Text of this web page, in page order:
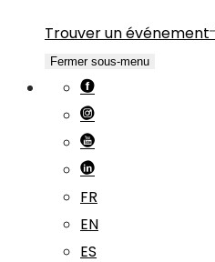
Trouver un événement
Fermer sous-menu
FR
EN
ES